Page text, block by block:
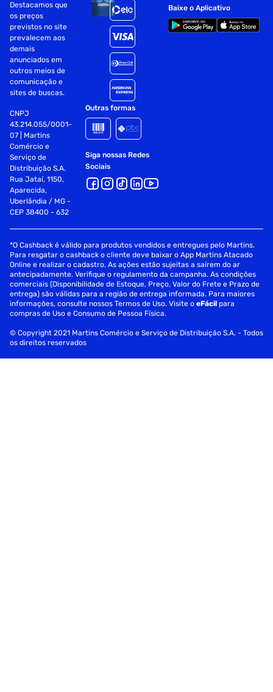
Destacamos que
os preços
previstos no site
prevalecem aos
demais
anunciados em
outros meios de
comunicação e
sites de buscas.
CNPJ
43.214.055/0001-
07 | Martins
Comércio e
Serviço de
Distribuição S.A.
Rua Jataí, 1150,
Aparecida,
Uberlândia / MG -
CEP 38400 - 632
Outras formas
Siga nossas Redes
Sociais
Baixe o Aplicativo
*O Cashback é válido para produtos vendidos e entregues pelo Martins.
Para resgatar o cashback o cliente deve baixar o App Martins Atacado
Online e realizar o cadastro. As ações estão sujeitas a saírem do ar
antecipadamente. Verifique o regulamento da campanha. As condições
comerciais (Disponibilidade de Estoque, Preço, Valor do Frete e Prazo de
entrega) são válidas para a região de entrega informada. Para maiores
informações, consulte nossos Termos de Uso. Visite oeFácil para
compras de Uso e Consumo de Pessoa Física.
© Copyright 2021 Martins Comércio e Serviço de Distribuição S.A. - Todos
os direitos reservados